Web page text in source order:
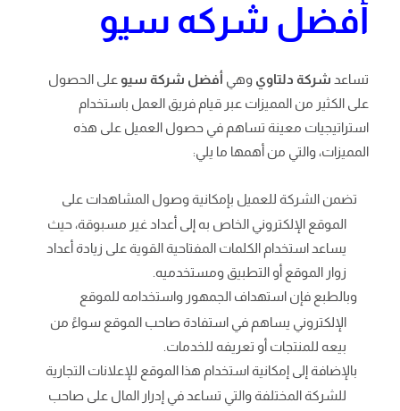
أفضل شركه سيو
تساعد شركة دلتاوي وهي أفضل شركة سيو على الحصول
على الكثير من المميزات عبر قيام فريق العمل باستخدام
استراتيجيات معينة تساهم في حصول العميل على هذه
المميزات، والتي من أهمها ما يلي:
تضمن الشركة للعميل بإمكانية وصول المشاهدات على
الموقع الإلكتروني الخاص به إلى أعداد غير مسبوقة، حيث
يساعد استخدام الكلمات المفتاحية القوية على زيادة أعداد
زوار الموقع أو التطبيق ومستخدميه.
وبالطبع فإن استهداف الجمهور واستخدامه للموقع
الإلكتروني يساهم في استفادة صاحب الموقع سواءً من
بيعه للمنتجات أو تعريفه للخدمات.
بالإضافة إلى إمكانية استخدام هذا الموقع للإعلانات التجارية
للشركة المختلفة والتي تساعد في إدرار المال على صاحب